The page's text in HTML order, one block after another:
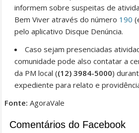
informem sobre suspeitas de
Bem Viver através do número 190
pelo aplicativo Disque Denúncia.
Caso sejam presenciadas
comunidade pode also contatar a
da PM local ((12) 3984-5000)
expediente para relato e
Fonte: AgoraVale
Comentários do Facebook